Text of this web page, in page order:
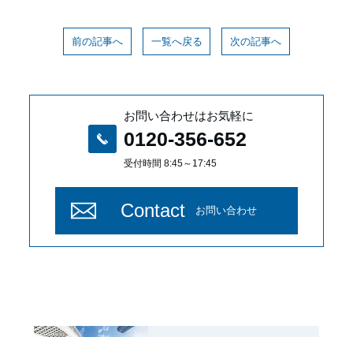
前の記事へ 一覧へ戻る 次の記事へ
お問い合わせはお気軽に
0120-356-652
受付時間 8:45～17:45
Contact お問い合わせ